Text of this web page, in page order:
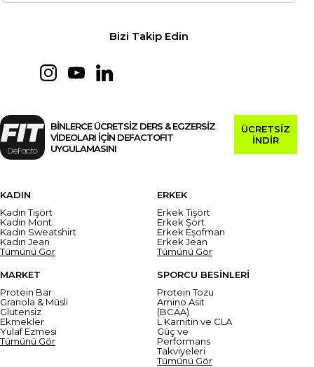
Bizi Takip Edin
BİNLERCE ÜCRETSİZ DERS & EGZERSİZ
VİDEOLARI İÇİN DEFACTOFIT
UYGULAMASINI
ÜCRETSİZ
İNDİR
KADIN
Kadın Tişört
Kadın Mont
Kadın Sweatshirt
Kadın Jean
Tümünü Gör
ERKEK
Erkek Tişört
Erkek Şort
Erkek Eşofman
Erkek Jean
Tümünü Gör
MARKET
Protein Bar
Granola & Müsli
Glutensiz
Ekmekler
Yulaf Ezmesi
Tümünü Gör
SPORCU BESİNLERİ
Protein Tozu
Amino Asit
(BCAA)
L Karnitin ve CLA
Güç ve
Performans
Takviyeleri
Tümünü Gör